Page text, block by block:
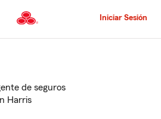
al
principal
Iniciar Sesión